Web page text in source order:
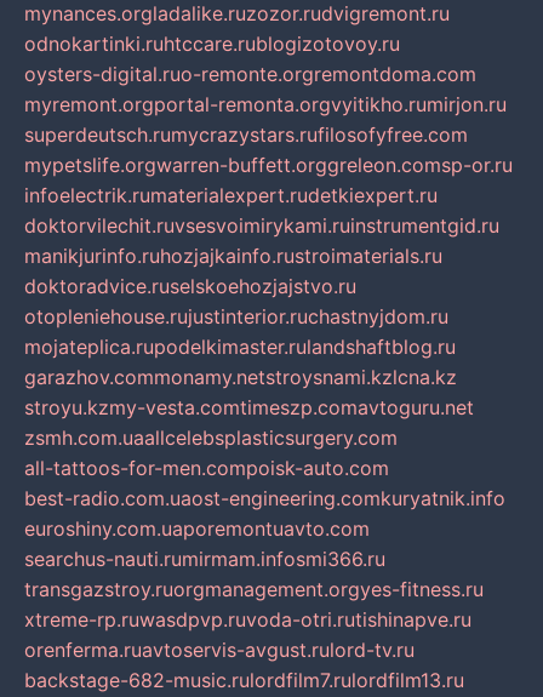
mynances.orgladalike.ruzozor.rudvigremont.ru
odnokartinki.ruhtccare.rublogizotovoy.ru
oysters-digital.ruo-remonte.orgremontdoma.com
myremont.orgportal-remonta.orgvyitikho.rumirjon.ru
superdeutsch.rumycrazystars.rufilosofyfree.com
mypetslife.orgwarren-buffett.orggreleon.comsp-or.ru
infoelectrik.rumaterialexpert.rudetkiexpert.ru
doktorvilechit.ruvsesvoimirykami.ruinstrumentgid.ru
manikjurinfo.ruhozjajkainfo.rustroimaterials.ru
doktoradvice.ruselskoehozjajstvo.ru
otopleniehouse.rujustinterior.ruchastnyjdom.ru
mojateplica.rupodelkimaster.rulandshaftblog.ru
garazhov.commonamy.netstroysnami.kzlcna.kz
stroyu.kzmy-vesta.comtimeszp.comavtoguru.net
zsmh.com.uaallcelebsplasticsurgery.com
all-tattoos-for-men.compoisk-auto.com
best-radio.com.uaost-engineering.comkuryatnik.info
euroshiny.com.uaporemontuavto.com
searchus-nauti.rumirmam.infosmi366.ru
transgazstroy.ruorgmanagement.orgyes-fitness.ru
xtreme-rp.ruwasdpvp.ruvoda-otri.rutishinapve.ru
orenferma.ruavtoservis-avgust.rulord-tv.ru
backstage-682-music.rulordfilm7.rulordfilm13.ru